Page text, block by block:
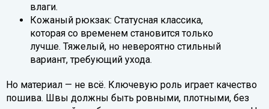
влаги.
Кожаный рюкзак: Статусная классика,
которая со временем становится только
лучше. Тяжелый, но невероятно стильный
вариант, требующий ухода.
Но материал — не всё. Ключевую роль играет качество
пошива. Швы должны быть ровными, плотными, без